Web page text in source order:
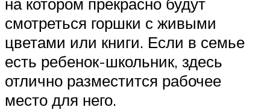
смотреться горшки с живыми
цветами или книги. Если в семье
есть ребенок-школьник, здесь
отлично разместится рабочее
место для него.